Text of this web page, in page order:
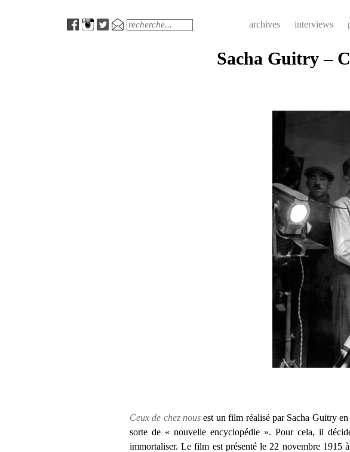
MenuSearch archives interviews
Sacha Guitry –
Ceux de chez nous est un film réalisé par Sacha Guitry
sorte de « nouvelle encyclopédie ». Pour cela, il
immortaliser. Le film est présenté le 22 novembre 1915